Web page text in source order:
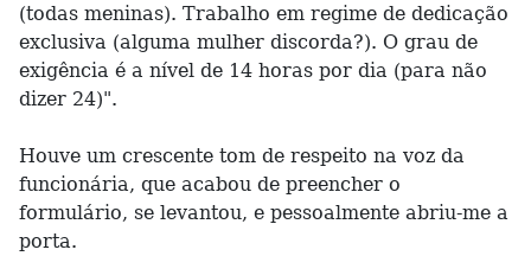
(todas meninas). Trabalho em regime de dedicação
exclusiva (alguma mulher discorda?). O grau de
exigência é a nível de 14 horas por dia (para não
dizer 24)".
Houve um crescente tom de respeito na voz da
funcionária, que acabou de preencher o
formulário, se levantou, e pessoalmente abriu-me a
porta.